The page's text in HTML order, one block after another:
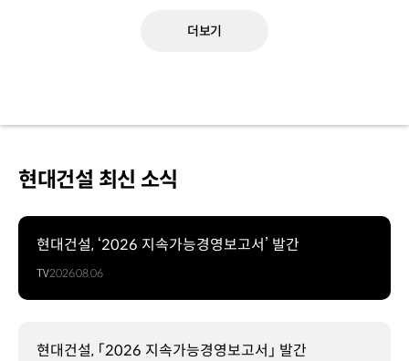
더보기
현대건설 최신 소식
현대건설, ‘2026 지속가능경영보고서’ 발간
TV2026.08.06
현대건설, 「2026 지속가능경영보고서」 발간